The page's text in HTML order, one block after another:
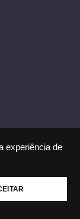
experiência de